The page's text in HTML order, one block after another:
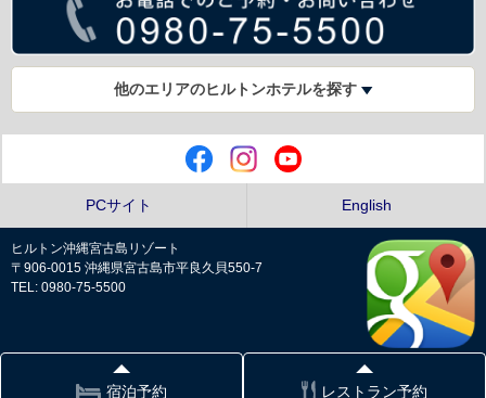
他のエリアのヒルトンホテルを探す
PCサイト English
ヒルトン沖縄宮古島リゾート
〒906-0015 沖縄県宮古島市平良久貝550-7
TEL: 0980-75-5500
プライバシーポリシー
宿泊予約 レストラン予約